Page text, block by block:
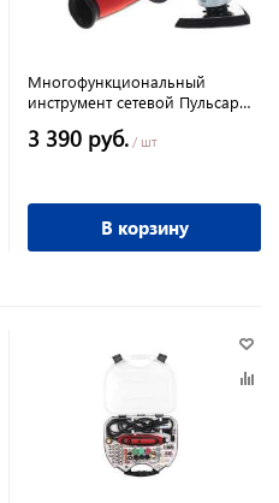
Многофункциональный
инструмент сетевой Пульсар
23000кол/мин,, 1,5кг
3 390 руб. / шт
В корзину